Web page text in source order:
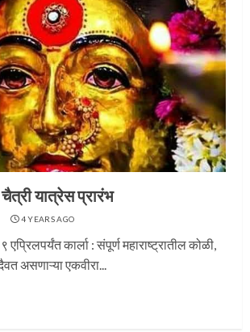
चैत्री यात्रेस प्रारंभ
4 YEARS AGO
एप्रिलपर्यंत कार्ला : संपूर्ण महाराष्ट्रातील कोळी,
असणाऱ्या एकवीरा...
प्रस्थान सोहळ्यासाठी आळंदी सज्ज
संत दासगणू महाराज पुण्यतिथी